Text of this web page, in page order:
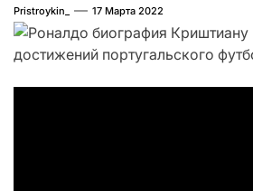
Pristroykin_ 17 Марта 2022